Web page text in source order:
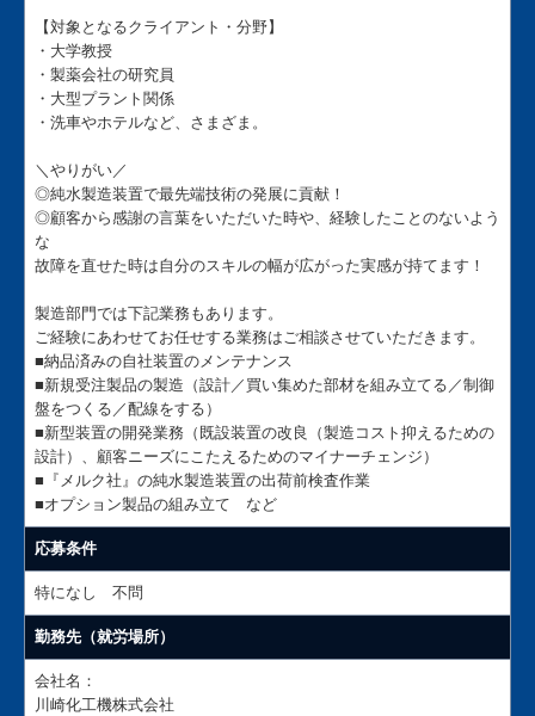
【対象となるクライアント・分野】
・大学教授
・製薬会社の研究員
・大型プラント関係
・洗車やホテルなど、さまざま。
＼やりがい／
◎純水製造装置で最先端技術の発展に貢献！
◎顧客から感謝の言葉をいただいた時や、経験したことのないよう
な
故障を直せた時は自分のスキルの幅が広がった実感が持てます！
製造部門では下記業務もあります。
ご経験にあわせてお任せする業務はご相談させていただきます。
■納品済みの自社装置のメンテナンス
■新規受注製品の製造（設計／買い集めた部材を組み立てる／制御
盤をつくる／配線をする）
■新型装置の開発業務（既設装置の改良（製造コスト抑えるための
設計）、顧客ニーズにこたえるためのマイナーチェンジ）
■『メルク社』の純水製造装置の出荷前検査作業
■オプション製品の組み立て など
応募条件
特になし 不問
勤務先（就労場所）
会社名：
川崎化工機株式会社